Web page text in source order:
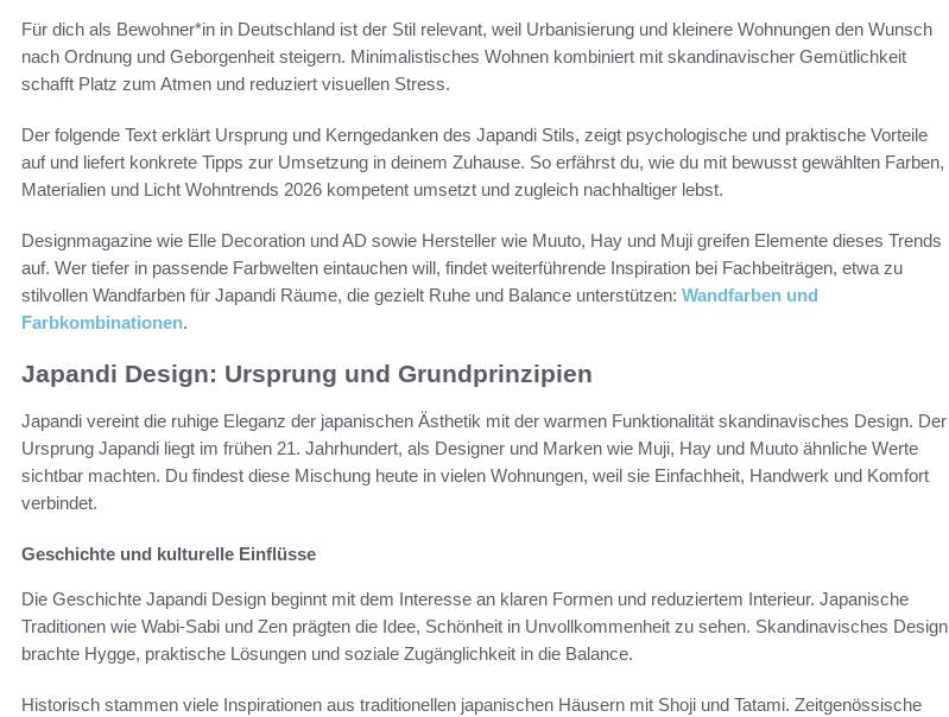
Für dich als Bewohner*in in Deutschland ist der Stil relevant, weil Urbanisierung und kleinere Wohnungen den Wunsch
nach Ordnung und Geborgenheit steigern. Minimalistisches Wohnen kombiniert mit skandinavischer Gemütlichkeit
schafft Platz zum Atmen und reduziert visuellen Stress.
Der folgende Text erklärt Ursprung und Kerngedanken des Japandi Stils, zeigt psychologische und praktische Vorteile
auf und liefert konkrete Tipps zur Umsetzung in deinem Zuhause. So erfährst du, wie du mit bewusst gewählten Farben,
Materialien und Licht Wohntrends 2026 kompetent umsetzt und zugleich nachhaltiger lebst.
Designmagazine wie Elle Decoration und AD sowie Hersteller wie Muuto, Hay und Muji greifen Elemente dieses Trends
auf. Wer tiefer in passende Farbwelten eintauchen will, findet weiterführende Inspiration bei Fachbeiträgen, etwa zu
stilvollen Wandfarben für Japandi Räume, die gezielt Ruhe und Balance unterstützen: Wandfarben und
Farbkombinationen.
Japandi Design: Ursprung und Grundprinzipien
Japandi vereint die ruhige Eleganz der japanischen Ästhetik mit der warmen Funktionalität skandinavisches Design. Der
Ursprung Japandi liegt im frühen 21. Jahrhundert, als Designer und Marken wie Muji, Hay und Muuto ähnliche Werte
sichtbar machten. Du findest diese Mischung heute in vielen Wohnungen, weil sie Einfachheit, Handwerk und Komfort
verbindet.
Geschichte und kulturelle Einflüsse
Die Geschichte Japandi Design beginnt mit dem Interesse an klaren Formen und reduziertem Interieur. Japanische
Traditionen wie Wabi-Sabi und Zen prägten die Idee, Schönheit in Unvollkommenheit zu sehen. Skandinavisches Design
brachte Hygge, praktische Lösungen und soziale Zugänglichkeit in die Balance.
Historisch stammen viele Inspirationen aus traditionellen japanischen Häusern mit Shoji und Tatami. Zeitgenössische